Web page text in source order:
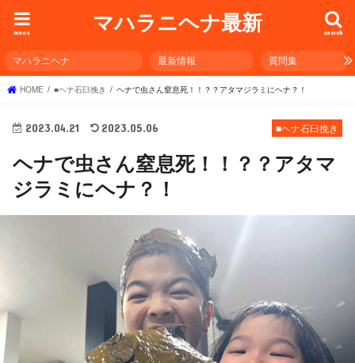
マハラニヘナ最新 search
menu
マハラニヘナ 最新情報 質問集
HOME ■ヘナ石臼挽き ヘナで虫さん窒息死！！？？アタマジラミにヘナ？！
■ヘナ石臼挽き
2023.04.21 2023.05.06
ヘナで虫さん窒息死！！？？アタマ
ジラミにヘナ？！